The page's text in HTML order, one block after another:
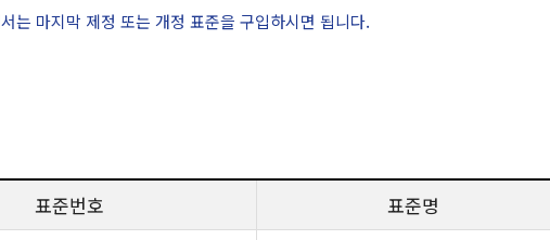
는 마지막 제정 또는 개정 표준을 구입하시면 됩니다.
표준번호 표준명